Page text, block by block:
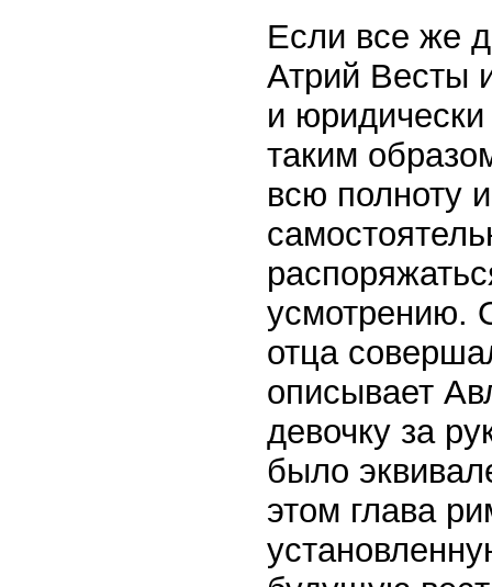
Если все же
Атрий Весты
и
таким
всю полноту
усмотрению.
отца
описывает
девочку за
было
этом глава